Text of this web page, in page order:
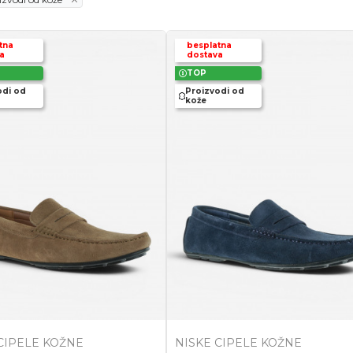
od
KOŽNE
besplatna
dostava
TOP
Proizvodi od
kože
NISKE CIPELE KOŽNE